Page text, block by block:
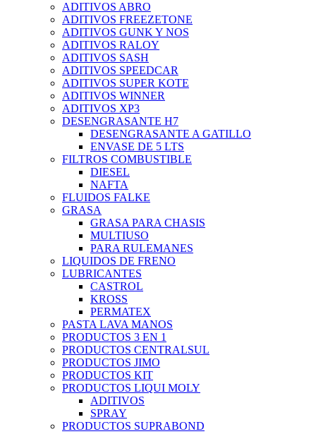
ADITIVOS ABRO
ADITIVOS FREEZETONE
ADITIVOS GUNK Y NOS
ADITIVOS RALOY
ADITIVOS SASH
ADITIVOS SPEEDCAR
ADITIVOS SUPER KOTE
ADITIVOS WINNER
ADITIVOS XP3
DESENGRASANTE H7
DESENGRASANTE A GATILLO
ENVASE DE 5 LTS
FILTROS COMBUSTIBLE
DIESEL
NAFTA
FLUIDOS FALKE
GRASA
GRASA PARA CHASIS
MULTIUSO
PARA RULEMANES
LIQUIDOS DE FRENO
LUBRICANTES
CASTROL
KROSS
PERMATEX
PASTA LAVA MANOS
PRODUCTOS 3 EN 1
PRODUCTOS CENTRALSUL
PRODUCTOS JIMO
PRODUCTOS KIT
PRODUCTOS LIQUI MOLY
ADITIVOS
SPRAY
PRODUCTOS SUPRABOND